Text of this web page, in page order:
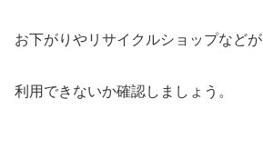
お下がりやリサイクルショップなどが
利用できないか確認しましょう。